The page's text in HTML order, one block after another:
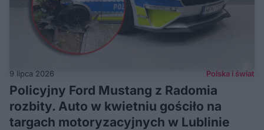
9 lipca 2026 Polska i świat
Policyjny Ford Mustang z Radomia
rozbity. Auto w kwietniu gościło na
targach motoryzacyjnych w Lublinie